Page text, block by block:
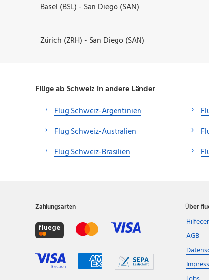
Basel (BSL) - San Diego (SAN)
Zürich (ZRH) - San Diego (SAN)
Flüge ab Schweiz in andere Länder
Flug Schweiz-Argentinien
Flug Schweiz-Australien
Flug Schweiz-Brasilien